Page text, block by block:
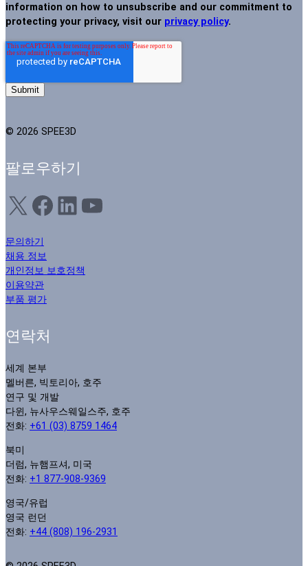
information on how to unsubscribe and our commitment to
protecting your privacy, visit our privacy policy.
© 2026 SPEE3D
팔로우하기
X Facebook LinkedIn YouTube
문의하기
채용 정보
개인정보 보호정책
이용약관
부품 평가
연락처
세계 본부
멜버른, 빅토리아, 호주
연구 및 개발
다윈, 뉴사우스웨일스주, 호주
전화: +61 (03) 8759 1464
북미
더럼, 뉴햄프셔, 미국
전화: +1 877-908-9369
영국/유럽
영국 런던
전화: +44 (808) 196-2931